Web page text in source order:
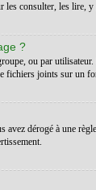
consulter, les lire,
?
ou par
fichiers joints sur un
dérogé à une